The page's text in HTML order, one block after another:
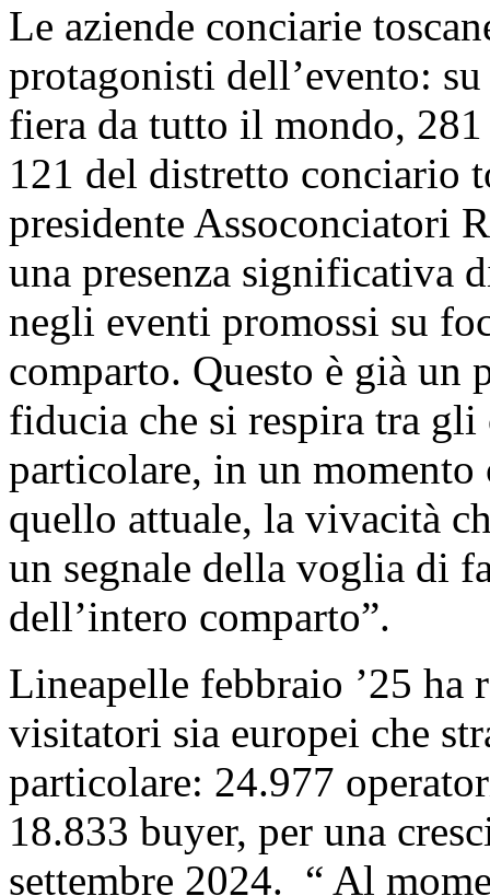
Le aziende conciarie
protagonisti dell’evento:
fiera da tutto il mondo,
121 del distretto conciario
presidente Assoconciatori
una presenza significativa
negli eventi promossi su
comparto. Questo è già
fiducia che si respira tra
particolare, in un momento
quello attuale, la vivacità
un segnale della voglia di
dell’intero comparto”.
Lineapelle febbraio ’25 ha
visitatori sia europei che
particolare: 24.977
18.833 buyer, per una
settembre 2024. “ Al